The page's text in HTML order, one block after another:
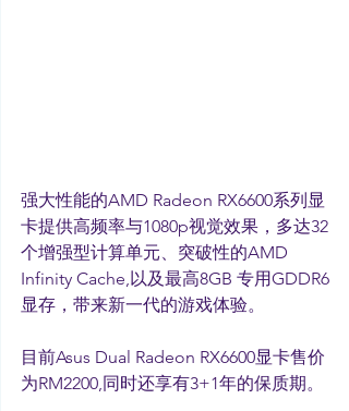
强大性能的AMD Radeon RX6600系列显
卡提供高频率与1080p视觉效果，多达32
个增强型计算单元、突破性的AMD
Infinity Cache,以及最高8GB 专用GDDR6
显存，带来新一代的游戏体验。
目前Asus Dual Radeon RX6600显卡售价
为RM2200,同时还享有3+1年的保质期。